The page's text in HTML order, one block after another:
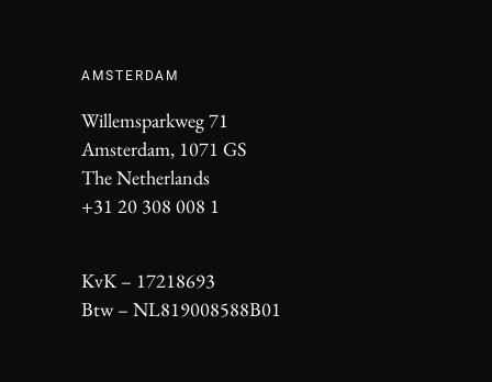
AMSTERDAM
Willemsparkweg 71
Amsterdam, 1071 GS
The Netherlands
+31 20 308 008 1
KvK – 17218693
Btw – NL819008588B01